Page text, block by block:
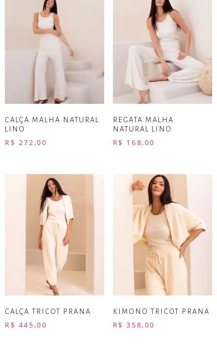
CALÇA MALHA NATURAL
LINO
R$ 272,00
REGATA MALHA
NATURAL LINO
R$ 168,00
CALÇA TRICOT PRANA
R$ 445,00
KIMONO TRICOT PRANA
R$ 358,00